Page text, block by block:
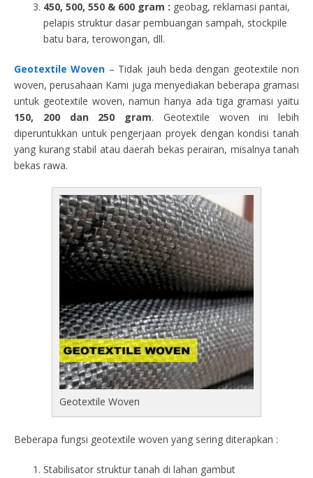
450, 500, 550 & 600 gram : geobag, reklamasi pantai,
pelapis struktur dasar pembuangan sampah, stockpile
batu bara, terowongan, dll.
Geotextile Woven – Tidak jauh beda dengan geotextile non
woven, perusahaan Kami juga menyediakan beberapa gramasi
untuk geotextile woven, namun hanya ada tiga gramasi yaitu
150, 200 dan 250 gram. Geotextile woven ini lebih
diperuntukkan untuk pengerjaan proyek dengan kondisi tanah
yang kurang stabil atau daerah bekas perairan, misalnya tanah
bekas rawa.
Geotextile Woven
Beberapa fungsi geotextile woven yang sering diterapkan :
Stabilisator struktur tanah di lahan gambut